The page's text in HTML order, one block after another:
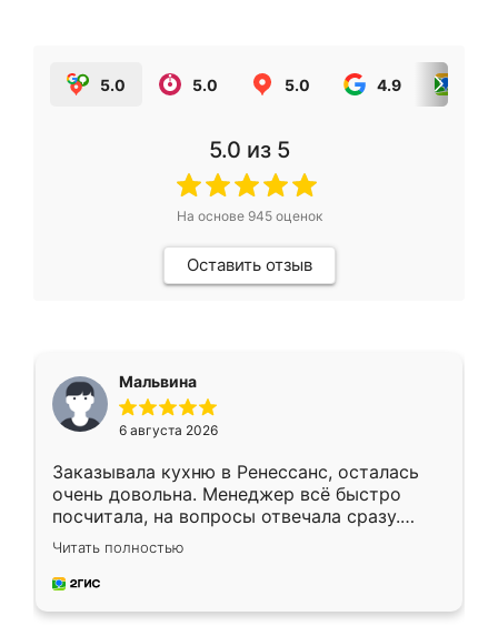
5.0 5.0 5.0 4.9
5.0 из 5
На основе 945оценок
Оставить отзыв
Мальвина
6 августа 2026
Заказывала кухню в Ренессанс, осталась
очень довольна. Менеджер всё быстро
посчитала, на вопросы отвечала сразу.
Замерщик приехал в субботу, подошёл к
делу со всей ответственностью. Собрали
за день, ребята работали аккуратно, даже
Читать полностью